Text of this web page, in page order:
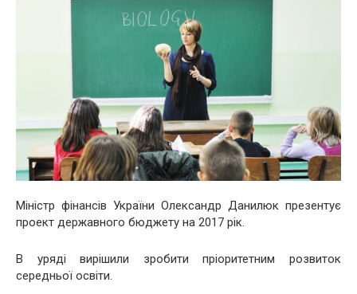
Міністр фінансів України Олександр Данилюк презентує
проект державного бюджету на 2017 рік.
В уряді вирішили зробити пріоритетним розвиток
середньої освіти.